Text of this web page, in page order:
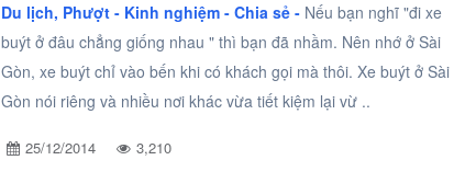
Du lịch, Phượt - Kinh nghiệm - Chia sẻ - Nếu bạn nghĩ "đi xe
buýt ở đâu chẳng giống nhau " thì bạn đã nhầm. Nên nhớ ở Sài
Gòn, xe buýt chỉ vào bến khi có khách gọi mà thôi. Xe buýt ở Sài
Gòn nói riêng và nhiều nơi khác vừa tiết kiệm lại vừ ..
25/12/2014 3,210